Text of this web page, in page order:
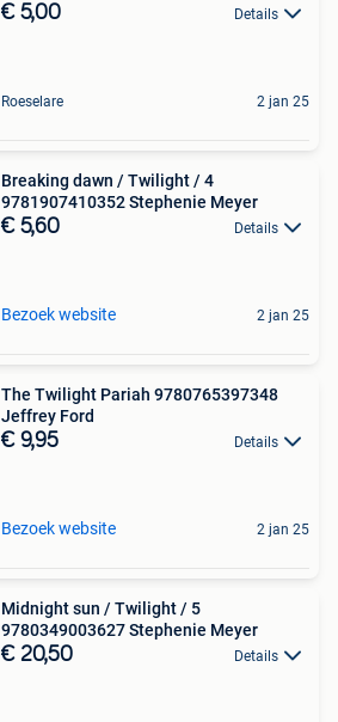
€ 5,00 Details
Roeselare 2 jan 25
Breaking dawn / Twilight / 4
9781907410352 Stephenie Meyer
€ 5,60 Details
Bezoek website 2 jan 25
The Twilight Pariah 9780765397348
Jeffrey Ford
€ 9,95 Details
Bezoek website 2 jan 25
Midnight sun / Twilight / 5
9780349003627 Stephenie Meyer
€ 20,50 Details